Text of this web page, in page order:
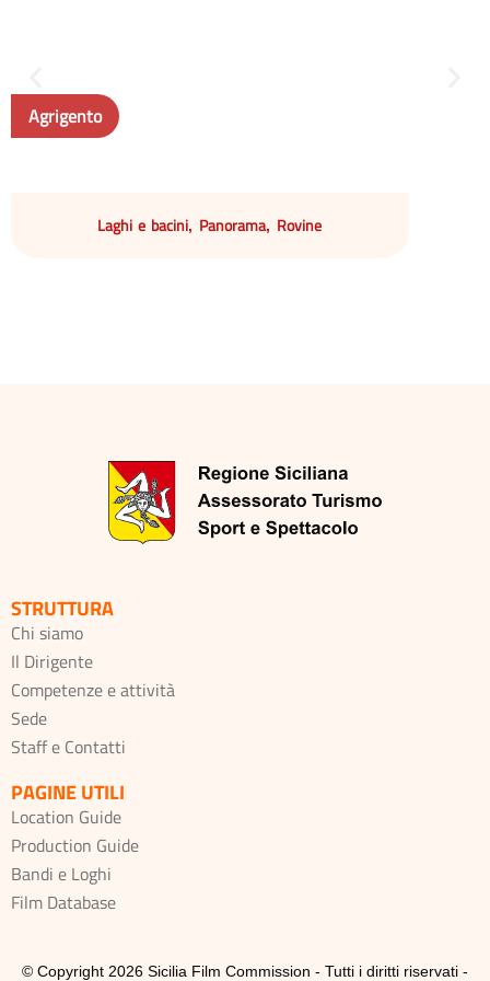
Agrigento
Laghi e bacini, Panorama, Rovine
STRUTTURA
Chi siamo
Il Dirigente
Competenze e attività
Sede
Staff e Contatti
PAGINE UTILI
Location Guide
Production Guide
Bandi e Loghi
Film Database
© Copyright 2026 Sicilia Film Commission - Tutti i diritti riservati -